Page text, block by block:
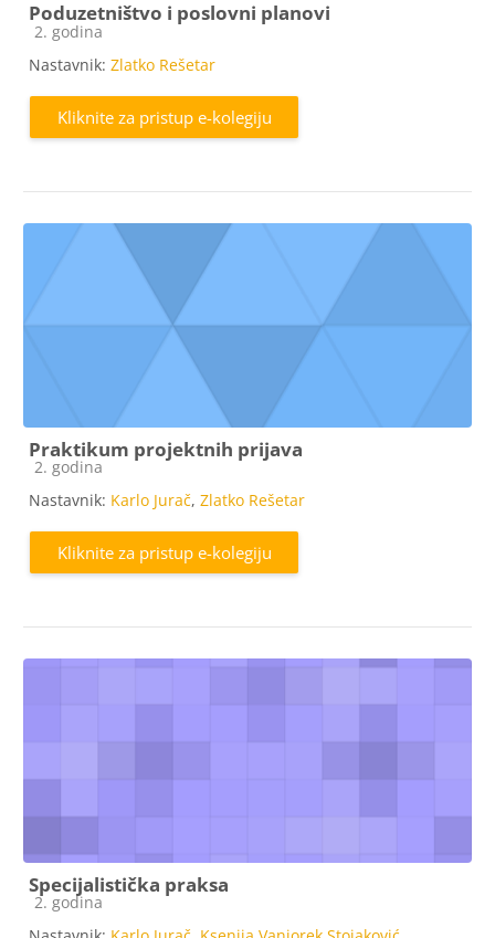
Poduzetništvo i poslovni planovi
Kategorija e-kolegija
2. godina
Nastavnik: Zlatko Rešetar
Kliknite za pristup e-kolegiju
Praktikum projektnih prijava
Kategorija e-kolegija
2. godina
Nastavnik: Karlo Jurač, Zlatko Rešetar
Kliknite za pristup e-kolegiju
Specijalistička praksa
Kategorija e-kolegija
2. godina